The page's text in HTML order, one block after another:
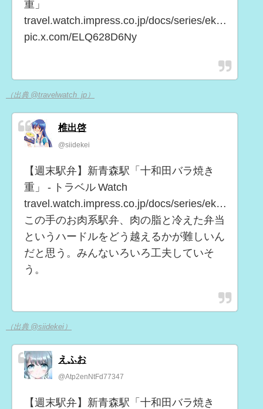
重」
travel.watch.impress.co.jp/docs/series/ek…
pic.x.com/ELQ628D6Ny
（出典 @travelwatch_jp）
椎出啓
@siidekei
【週末駅弁】新青森駅「十和田バラ焼き
重」 - トラベル Watch
travel.watch.impress.co.jp/docs/series/ek…
この手のお肉系駅弁、肉の脂と冷えた弁当
というハードルをどう越えるかが難しいん
だと思う。みんないろいろ工夫していそ
う。
（出典 @siidekei）
えふお
@Atp2enNtFd77347
【週末駅弁】新青森駅「十和田バラ焼き